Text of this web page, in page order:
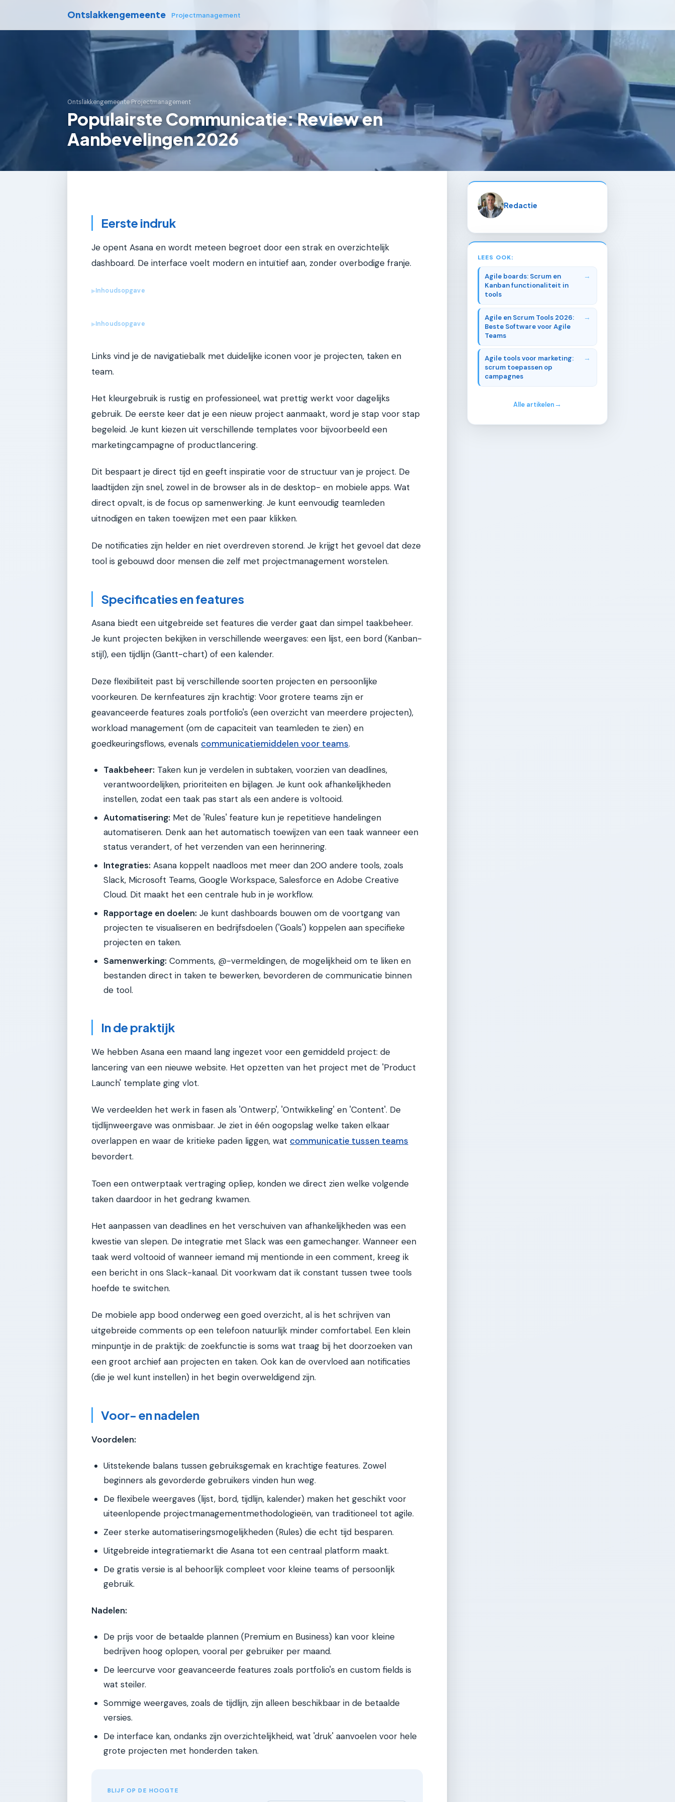
Ontslakkengemeente Projectmanagement
Ontslakkengemeente›Projectmanagement
Populairste Communicatie: Review en
Aanbevelingen 2026
Eerste indruk
Je opent Asana en wordt meteen begroet door een strak en overzichtelijk
dashboard. De interface voelt modern en intuïtief aan, zonder overbodige franje.
▶Inhoudsopgave
▶Inhoudsopgave
Links vind je de navigatiebalk met duidelijke iconen voor je projecten, taken en
team.
Het kleurgebruik is rustig en professioneel, wat prettig werkt voor dagelijks
gebruik. De eerste keer dat je een nieuw project aanmaakt, word je stap voor stap
begeleid. Je kunt kiezen uit verschillende templates voor bijvoorbeeld een
marketingcampagne of productlancering.
Dit bespaart je direct tijd en geeft inspiratie voor de structuur van je project. De
laadtijden zijn snel, zowel in de browser als in de desktop- en mobiele apps. Wat
direct opvalt, is de focus op samenwerking. Je kunt eenvoudig teamleden
uitnodigen en taken toewijzen met een paar klikken.
De notificaties zijn helder en niet overdreven storend. Je krijgt het gevoel dat deze
tool is gebouwd door mensen die zelf met projectmanagement worstelen.
Specificaties en features
Asana biedt een uitgebreide set features die verder gaat dan simpel taakbeheer.
Je kunt projecten bekijken in verschillende weergaves: een lijst, een bord (Kanban-
stijl), een tijdlijn (Gantt-chart) of een kalender.
Deze flexibiliteit past bij verschillende soorten projecten en persoonlijke
voorkeuren. De kernfeatures zijn krachtig: Voor grotere teams zijn er
geavanceerde features zoals portfolio's (een overzicht van meerdere projecten),
workload management (om de capaciteit van teamleden te zien) en
goedkeuringsflows, evenals communicatiemiddelen voor teams.
Taakbeheer: Taken kun je verdelen in subtaken, voorzien van deadlines,
verantwoordelijken, prioriteiten en bijlagen. Je kunt ook afhankelijkheden
instellen, zodat een taak pas start als een andere is voltooid.
Automatisering: Met de 'Rules' feature kun je repetitieve handelingen
automatiseren. Denk aan het automatisch toewijzen van een taak wanneer een
status verandert, of het verzenden van een herinnering.
Integraties: Asana koppelt naadloos met meer dan 200 andere tools, zoals
Slack, Microsoft Teams, Google Workspace, Salesforce en Adobe Creative
Cloud. Dit maakt het een centrale hub in je workflow.
Rapportage en doelen: Je kunt dashboards bouwen om de voortgang van
projecten te visualiseren en bedrijfsdoelen ('Goals') koppelen aan specifieke
projecten en taken.
Samenwerking: Comments, @-vermeldingen, de mogelijkheid om te liken en
bestanden direct in taken te bewerken, bevorderen de communicatie binnen
de tool.
In de praktijk
We hebben Asana een maand lang ingezet voor een gemiddeld project: de
lancering van een nieuwe website. Het opzetten van het project met de 'Product
Launch' template ging vlot.
We verdeelden het werk in fasen als 'Ontwerp', 'Ontwikkeling' en 'Content'. De
tijdlijnweergave was onmisbaar. Je ziet in één oogopslag welke taken elkaar
overlappen en waar de kritieke paden liggen, wat communicatie tussen teams
bevordert.
Toen een ontwerptaak vertraging opliep, konden we direct zien welke volgende
taken daardoor in het gedrang kwamen.
Het aanpassen van deadlines en het verschuiven van afhankelijkheden was een
kwestie van slepen. De integratie met Slack was een gamechanger. Wanneer een
taak werd voltooid of wanneer iemand mij mentionde in een comment, kreeg ik
een bericht in ons Slack-kanaal. Dit voorkwam dat ik constant tussen twee tools
hoefde te switchen.
De mobiele app bood onderweg een goed overzicht, al is het schrijven van
uitgebreide comments op een telefoon natuurlijk minder comfortabel. Een klein
minpuntje in de praktijk: de zoekfunctie is soms wat traag bij het doorzoeken van
een groot archief aan projecten en taken. Ook kan de overvloed aan notificaties
(die je wel kunt instellen) in het begin overweldigend zijn.
Voor- en nadelen
Voordelen:
Uitstekende balans tussen gebruiksgemak en krachtige features. Zowel
beginners als gevorderde gebruikers vinden hun weg.
De flexibele weergaves (lijst, bord, tijdlijn, kalender) maken het geschikt voor
uiteenlopende projectmanagementmethodologieën, van traditioneel tot agile.
Zeer sterke automatiseringsmogelijkheden (Rules) die echt tijd besparen.
Uitgebreide integratiemarkt die Asana tot een centraal platform maakt.
De gratis versie is al behoorlijk compleet voor kleine teams of persoonlijk
gebruik.
Nadelen:
De prijs voor de betaalde plannen (Premium en Business) kan voor kleine
bedrijven hoog oplopen, vooral per gebruiker per maand.
De leercurve voor geavanceerde features zoals portfolio's en custom fields is
wat steiler.
Sommige weergaves, zoals de tijdlijn, zijn alleen beschikbaar in de betaalde
versies.
De interface kan, ondanks zijn overzichtelijkheid, wat 'druk' aanvoelen voor hele
grote projecten met honderden taken.
BLIJF OP DE HOOGTE
Redactie
LEES OOK:
Agile boards: Scrum en
Kanban functionaliteit in
tools
Agile en Scrum Tools 2026:
Beste Software voor Agile
Teams
Agile tools voor marketing:
scrum toepassen op
campagnes
Alle artikelen